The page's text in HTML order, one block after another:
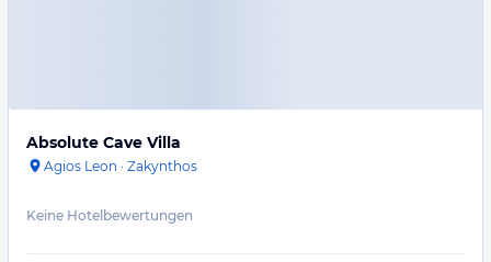
Absolute Cave Villa
Agios Leon · Zakynthos
Keine Hotelbewertungen